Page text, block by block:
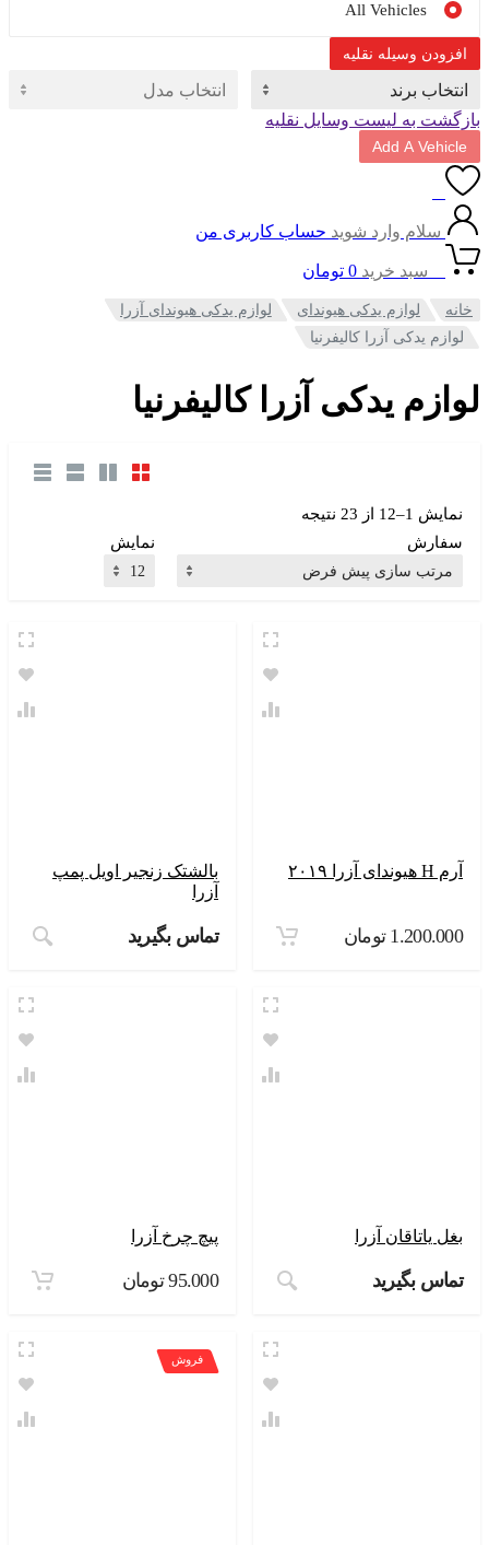
All Vehicles
افزودن وسیله نقلیه
به لیست وسایل نقلیه
Add A Vehicle
0
سلام وارد شویدحساب کاربری من
0 سبد خرید0 تومان
خانه لوازم یدکی هیوندای
لوازم یدکی هیوندای آزرا
لوازم یدکی آزرا کالیفرنیا
یدکی آزرا کالیفرنیا
نمایش 1–12 از 23 نتیجه
سفارش
نمایش
آرم H هیوندای آزرا ۲۰۱۹
1.200.000 تومان
بالشتک زنجیر اویل پمپ
آزرا
تماس بگیرید
بغل یاتاقان آزرا
تماس بگیرید
پیچ چرخ آزرا
95.000 تومان
فروش